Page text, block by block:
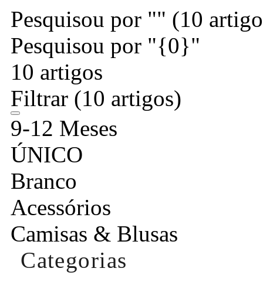
Pesquisou por "" (10
Pesquisou por "{0}"
10 artigos
Filtrar (10 artigos)
9-12 Meses
ÚNICO
Branco
Acessórios
Camisas & Blusas
Categorias